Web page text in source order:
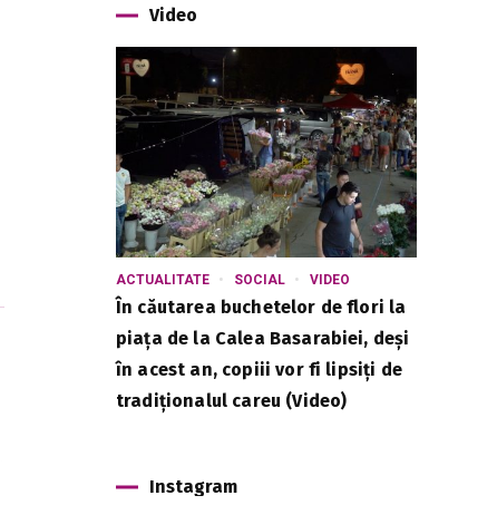
Video
ACTUALITATE SOCIAL VIDEO
În căutarea buchetelor de flori la
piața de la Calea Basarabiei, deși
în acest an, copiii vor fi lipsiți de
tradiționalul careu (Video)
Instagram